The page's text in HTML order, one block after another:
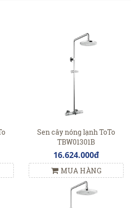
Sen cây nóng lạnh ToTo
TBW01301B
16.624.000đ
MUA HÀNG